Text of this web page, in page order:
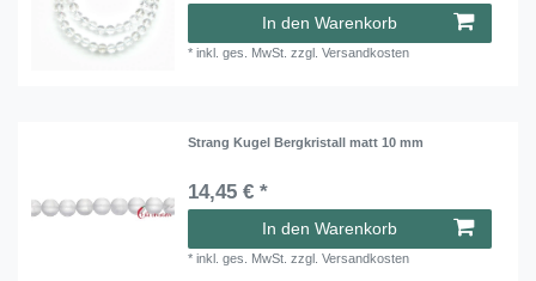
In den Warenkorb
*inkl. ges. MwSt. zzgl.Versandkosten
Strang Kugel Bergkristall matt 10 mm
14,45 € *
In den Warenkorb
*inkl. ges. MwSt. zzgl.Versandkosten